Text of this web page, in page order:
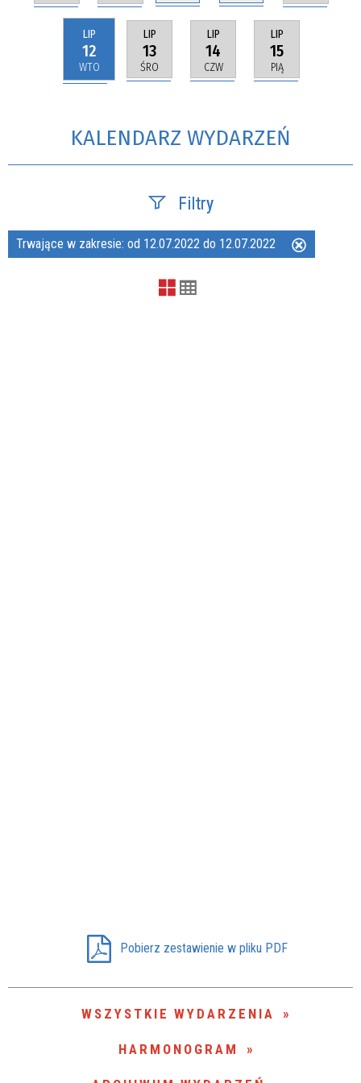
LIP
12
WTO
LIP
13
ŚRO
LIP
14
CZW
LIP
15
PIĄ
KALENDARZ WYDARZEŃ
Filtry
Szukana fraza
Trwające w zakresie: od 12.07.2022 do 12.07.2022
Pobierz zestawienie w pliku PDF
WSZYSTKIE WYDARZENIA
HARMONOGRAM